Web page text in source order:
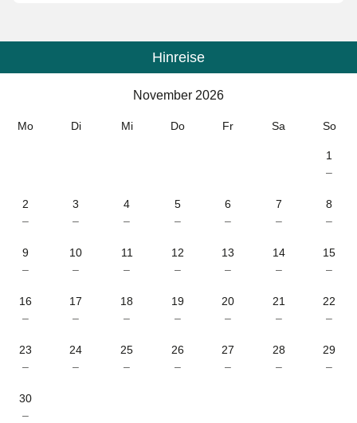
Kalender
Hinreise
November 2026
Mo Di Mi Do Fr Sa So
1
–
2
–
3
–
4
–
5
–
6
–
7
–
8
–
9
–
10
–
11
–
12
–
13
–
14
–
15
–
16
–
17
–
18
–
19
–
20
–
21
–
22
–
23
–
24
–
25
–
26
–
27
–
28
–
29
–
30
–